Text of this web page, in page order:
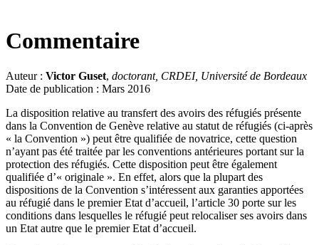
Commentaire
Auteur : Victor Guset, doctorant, CRDEI, Université de Bordeaux
Date de publication : Mars 2016
La disposition relative au transfert des avoirs des réfugiés présente
dans la Convention de Genève relative au statut de réfugiés (ci-après
« la Convention ») peut être qualifiée de novatrice, cette question
n’ayant pas été traitée par les conventions antérieures portant sur la
protection des réfugiés. Cette disposition peut être également
qualifiée d’« originale ». En effet, alors que la plupart des
dispositions de la Convention s’intéressent aux garanties apportées
au réfugié dans le premier Etat d’accueil, l’article 30 porte sur les
conditions dans lesquelles le réfugié peut relocaliser ses avoirs dans
un Etat autre que le premier Etat d’accueil.